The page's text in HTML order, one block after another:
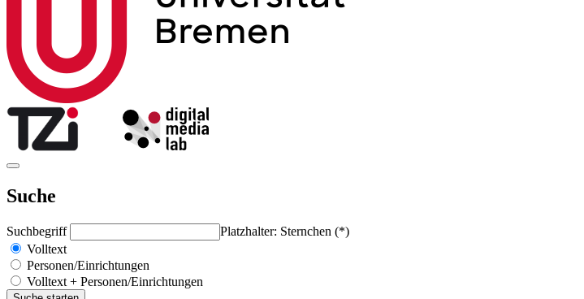
Suche
Suchbegriff
Platzhalter: Sternchen (*)
Volltext
Personen/Einrichtungen
Volltext + Personen/Einrichtungen